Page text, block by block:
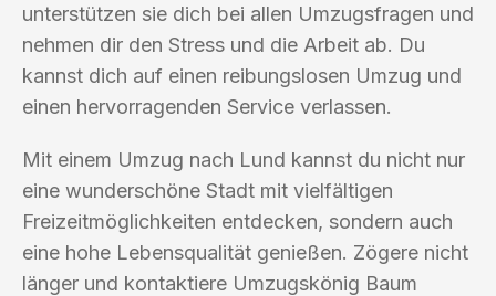
unterstützen sie dich bei allen Umzugsfragen und
nehmen dir den Stress und die Arbeit ab. Du
kannst dich auf einen reibungslosen Umzug und
einen hervorragenden Service verlassen.
Mit einem Umzug nach Lund kannst du nicht nur
eine wunderschöne Stadt mit vielfältigen
Freizeitmöglichkeiten entdecken, sondern auch
eine hohe Lebensqualität genießen. Zögere nicht
länger und kontaktiere Umzugskönig Baum